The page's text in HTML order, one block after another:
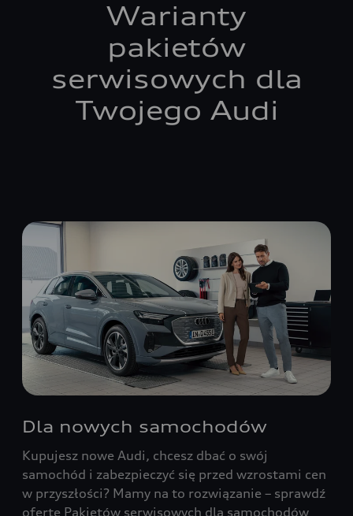
Warianty
pakietów
serwisowych dla
Twojego Audi
Dla nowych samochodów
Kupujesz nowe Audi, chcesz dbać o swój
samochód i zabezpieczyć się przed wzrostami cen
w przyszłości? Mamy na to rozwiązanie – sprawdź
ofertę Pakietów serwisowych dla samochodów